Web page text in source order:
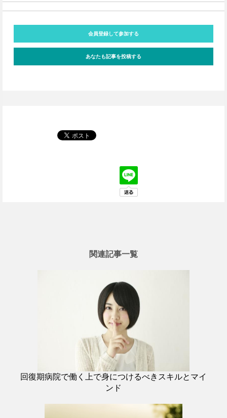
会員登録して参加する
あなたも記事を投稿する
関連記事一覧
回復期病院で働く上で身につけるべきスキルとマイ
ンド